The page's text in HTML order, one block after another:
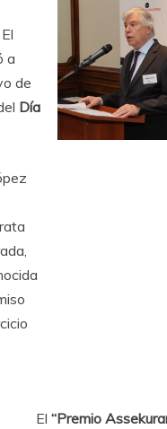
a
de
Día
El“Premio